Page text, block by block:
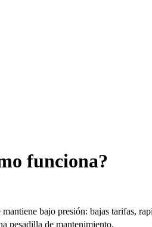
funciona?
bajo presión: bajas tarifas,
pesadilla de mantenimiento.